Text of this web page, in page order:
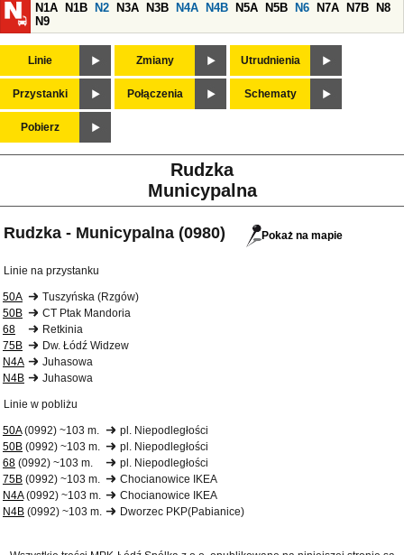
N1A
N1B N2 N3A N3B N4A N4B N5A N5B N6 N7A N7B
N8
N9
Linie Zmiany Utrudnienia
Przystanki Połączenia Schematy
Pobierz
Rudzka
Municypalna
Rudzka - Municypalna (0980) Pokaż na mapie
Linie na przystanku
50A
Tuszyńska (Rzgów)
50B
CT Ptak Mandoria
68
Retkinia
75B
Dw. Łódź Widzew
N4A
Juhasowa
N4B
Juhasowa
Linie w pobliżu
50A(0992) ~103 m.
pl. Niepodległości
50B (0992) ~103 m.
pl. Niepodległości
68 (0992) ~103 m.
pl. Niepodległości
75B (0992) ~103 m.
Chocianowice IKEA
N4A(0992) ~103 m.
Chocianowice IKEA
N4B (0992) ~103 m. Dworzec PKP(Pabianice)